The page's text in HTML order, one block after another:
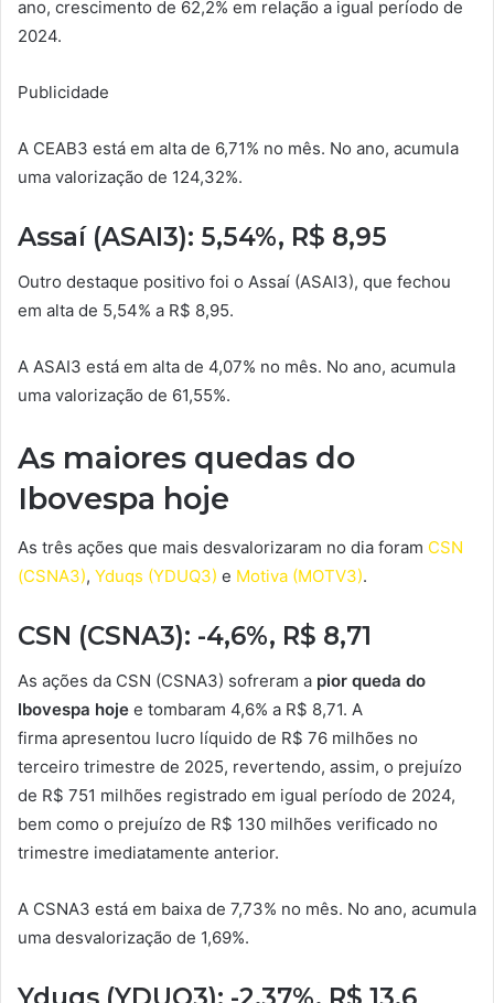
ano, crescimento de 62,2% em relação a igual período de
2024.
Publicidade
A CEAB3 está em alta de 6,71% no mês. No ano, acumula
uma valorização de 124,32%.
Assaí (ASAI3): 5,54%, R$ 8,95
Outro destaque positivo foi o Assaí (ASAI3), que fechou
em alta de 5,54% a R$ 8,95.
A ASAI3 está em alta de 4,07% no mês. No ano, acumula
uma valorização de 61,55%.
As maiores quedas do
Ibovespa hoje
As três ações que mais desvalorizaram no dia foram CSN
(CSNA3), Yduqs (YDUQ3) e Motiva (MOTV3).
CSN (CSNA3): -4,6%, R$ 8,71
As ações da CSN (CSNA3) sofreram a pior queda do
Ibovespa hoje e tombaram 4,6% a R$ 8,71. A
firma apresentou lucro líquido de R$ 76 milhões no
terceiro trimestre de 2025, revertendo, assim, o prejuízo
de R$ 751 milhões registrado em igual período de 2024,
bem como o prejuízo de R$ 130 milhões verificado no
trimestre imediatamente anterior.
A CSNA3 está em baixa de 7,73% no mês. No ano, acumula
uma desvalorização de 1,69%.